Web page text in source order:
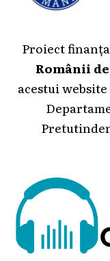
Proiect
Românii
acestui